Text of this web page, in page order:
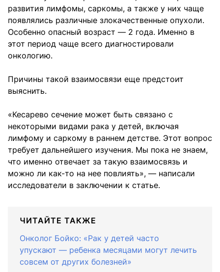
развития лимфомы, саркомы, а также у них чаще
появлялись различные злокачественные опухоли.
Особенно опасный возраст — 2 года. Именно в
этот период чаще всего диагностировали
онкологию.
Причины такой взаимосвязи еще предстоит
выяснить.
«Кесарево сечение может быть связано с
некоторыми видами рака у детей, включая
лимфому и саркому в раннем детстве. Этот вопрос
требует дальнейшего изучения. Мы пока не знаем,
что именно отвечает за такую взаимосвязь и
можно ли как-то на нее повлиять», — написали
исследователи в заключении к статье.
ЧИТАЙТЕ ТАКЖЕ
Онколог Бойко: «Рак у детей часто
упускают — ребенка месяцами могут лечить
совсем от других болезней»